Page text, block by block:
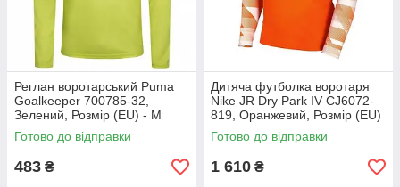
Реглан воротарський Puma
Goalkeeper 700785-32,
Зелений, Розмір (EU) - M
Готово до відправки
483 ₴
Дитяча футболка воротаря
Nike JR Dry Park IV CJ6072-
819, Оранжевий, Розмір (EU)
- 140cm
Готово до відправки
1 610 ₴